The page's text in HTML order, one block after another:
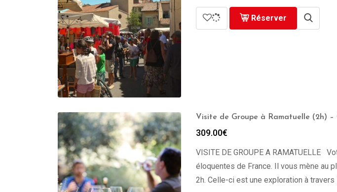
à
729.00€
Réserver
Visite de Groupe à Ramatuelle (2h) –
309.00€
VISITE DE GROUPE A RAMATUELLE
éloquentes de France. Il vous mène au
2h. Celle-ci est une exploration à